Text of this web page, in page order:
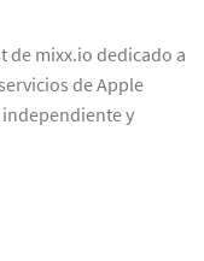
de mixx.io dedicado a
de Apple
y